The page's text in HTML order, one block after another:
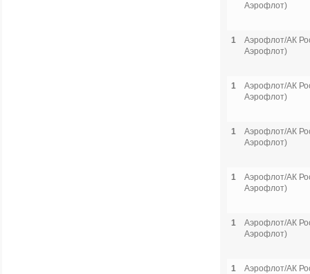
Аэрофлот)
1
Аэрофлот/АК
Аэрофлот)
1
Аэрофлот/АК
Аэрофлот)
1
Аэрофлот/АК
Аэрофлот)
1
Аэрофлот/АК
Аэрофлот)
1
Аэрофлот/АК
Аэрофлот)
1
Аэрофлот/АК